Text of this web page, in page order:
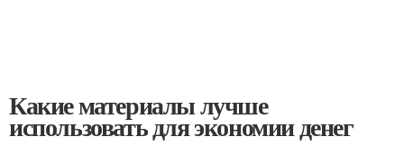
Какие материалы лучше
использовать для экономии денег